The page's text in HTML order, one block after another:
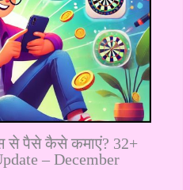
से पैसे कैसे कमाएं? 32+
– December